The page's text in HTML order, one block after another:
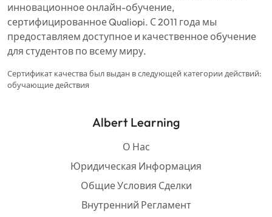
инновационное онлайн-обучение,
сертифицированное Qualiopi. С 2011 года мы
предоставляем доступное и качественное обучение
для студентов по всему миру.
Сертификат качества был выдан в следующей категории действий:
обучающие действия
Albert Learning
О Нас
Юридическая Информация
Общие Условия Сделки
Внутренний Регламент